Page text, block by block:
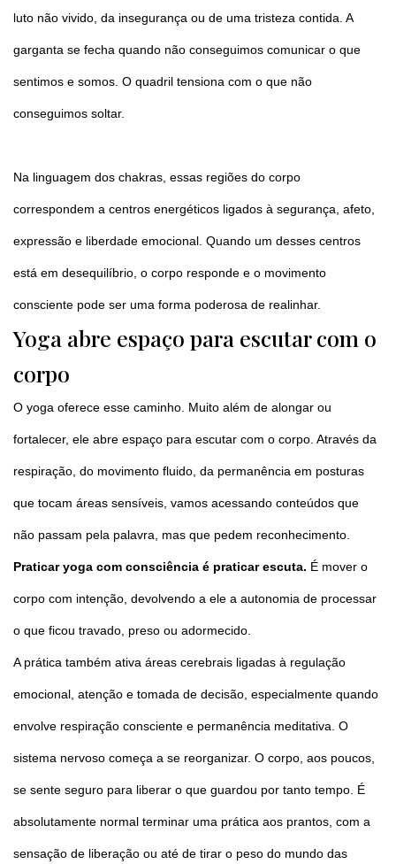
luto não vivido, da insegurança ou de uma tristeza contida. A
garganta se fecha quando não conseguimos comunicar o que
sentimos e somos. O quadril tensiona com o que não
conseguimos soltar.
Na linguagem dos chakras, essas regiões do corpo
correspondem a centros energéticos ligados à segurança, afeto,
expressão e liberdade emocional. Quando um desses centros
está em desequilíbrio, o corpo responde e o movimento
consciente pode ser uma forma poderosa de realinhar.
Yoga abre espaço para escutar com o
corpo
O yoga oferece esse caminho. Muito além de alongar ou
fortalecer, ele abre espaço para escutar com o corpo. Através da
respiração, do movimento fluido, da permanência em posturas
que tocam áreas sensíveis, vamos acessando conteúdos que
não passam pela palavra, mas que pedem reconhecimento.
Praticar yoga com consciência é praticar escuta. É mover o
corpo com intenção, devolvendo a ele a autonomia de processar
o que ficou travado, preso ou adormecido.
A prática também ativa áreas cerebrais ligadas à regulação
emocional, atenção e tomada de decisão, especialmente quando
envolve respiração consciente e permanência meditativa. O
sistema nervoso começa a se reorganizar. O corpo, aos poucos,
se sente seguro para liberar o que guardou por tanto tempo. É
absolutamente normal terminar uma prática aos prantos, com a
sensação de liberação ou até de tirar o peso do mundo das